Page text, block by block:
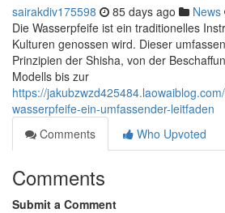
sairakdiv175598 85 days ago News
Die Wasserpfeife ist ein traditionelles
Kulturen genossen wird. Dieser
Prinzipien der Shisha, von der
Modells bis zur
https://
wasserpfeife-ein-umfassender-leitfaden
Comments
Who Upvoted
Comments
Submit a Comment